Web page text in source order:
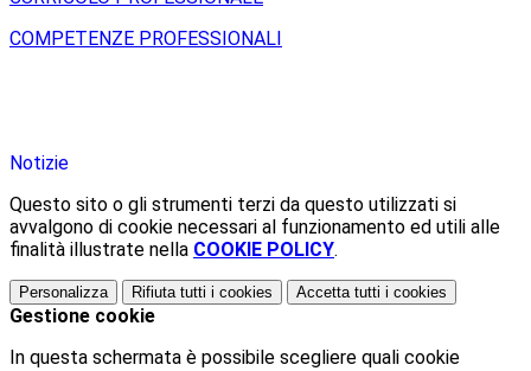
COMPETENZE PROFESSIONALI
Notizie
Questo sito o gli strumenti terzi da questo utilizzati si
avvalgono di cookie necessari al funzionamento ed utili alle
finalità illustrate nella COOKIE POLICY.
Personalizza Rifiuta tutti i cookies Accetta tutti i cookies
Gestione cookie
In questa schermata è possibile scegliere quali cookie